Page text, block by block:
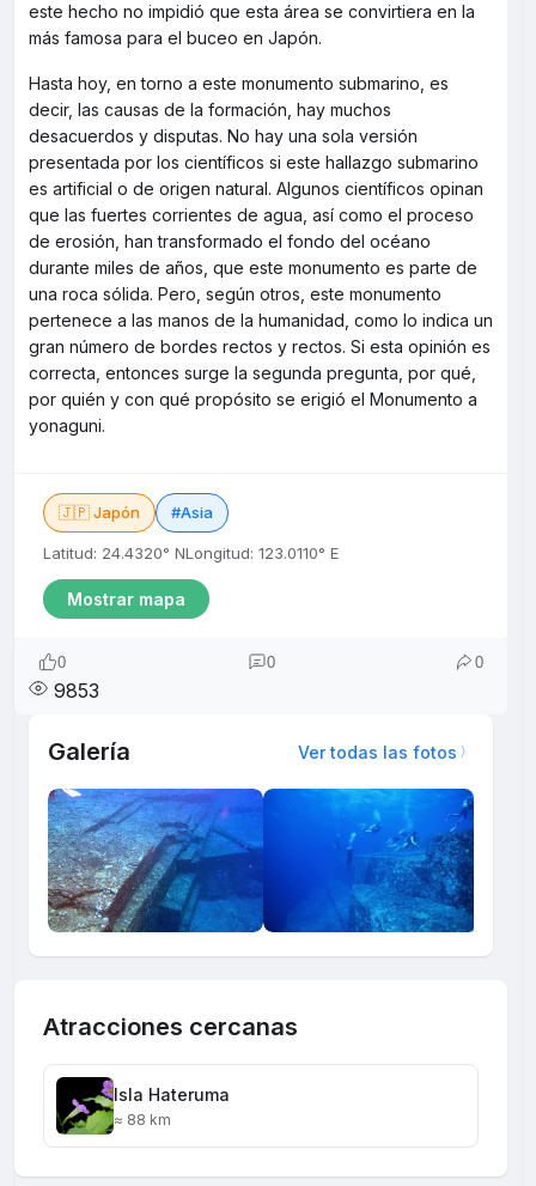
este hecho no impidió que esta área se convirtiera en la
más famosa para el buceo en Japón.
Hasta hoy, en torno a este monumento submarino, es
decir, las causas de la formación, hay muchos
desacuerdos y disputas. No hay una sola versión
presentada por los científicos si este hallazgo submarino
es artificial o de origen natural. Algunos científicos opinan
que las fuertes corrientes de agua, así como el proceso
de erosión, han transformado el fondo del océano
durante miles de años, que este monumento es parte de
una roca sólida. Pero, según otros, este monumento
pertenece a las manos de la humanidad, como lo indica un
gran número de bordes rectos y rectos. Si esta opinión es
correcta, entonces surge la segunda pregunta, por qué,
por quién y con qué propósito se erigió el Monumento a
yonaguni.
🇯🇵 Japón #Asia
Latitud: 24.4320° NLongitud: 123.0110° E
Mostrar mapa
0 0 0
9853
Galería Ver todas las fotos
Atracciones cercanas
Isla Hateruma
≈ 88 km